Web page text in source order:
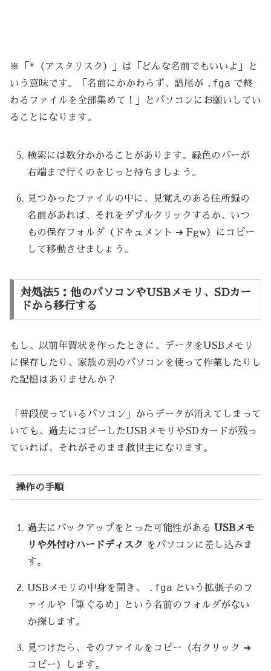
※「 * （アスタリスク）」は「どんな名前でもいいよ」と
いう意味です。「名前にかかわらず、語尾が .fga で終
わるファイルを全部集めて！」とパソコンにお願いしてい
ることになります。
検索には数分かかることがあります。緑色のバーが
右端まで行くのをじっと待ちましょう。
見つかったファイルの中に、見覚えのある住所録の
名前があれば、それをダブルクリックするか、いつ
もの保存フォルダ（ドキュメント ➔ Fgw）にコピー
して移動させましょう。
対処法5：他のパソコンやUSBメモリ、SDカー
ドから移行する
もし、以前年賀状を作ったときに、データをUSBメモリ
に保存したり、家族の別のパソコンを使って作業したりし
た記憶はありませんか？
「普段使っているパソコン」からデータが消えてしまって
いても、過去にコピーしたUSBメモリやSDカードが残っ
ていれば、それがそのまま救世主になります。
操作の手順
過去にバックアップをとった可能性がある USBメモ
リや外付けハードディスク
をパソコンに差し込みま
す。
USBメモリの中身を開き、 .fga という拡張子のフ
ァイルや「筆ぐるめ」という名前のフォルダがない
か探します。
見つけたら、そのファイルをコピー（右クリック ➔
コピー）します。